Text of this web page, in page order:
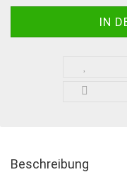
Beschreibung